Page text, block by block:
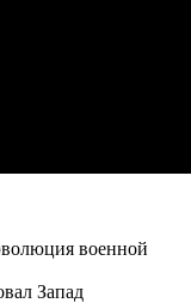
военной
Запад